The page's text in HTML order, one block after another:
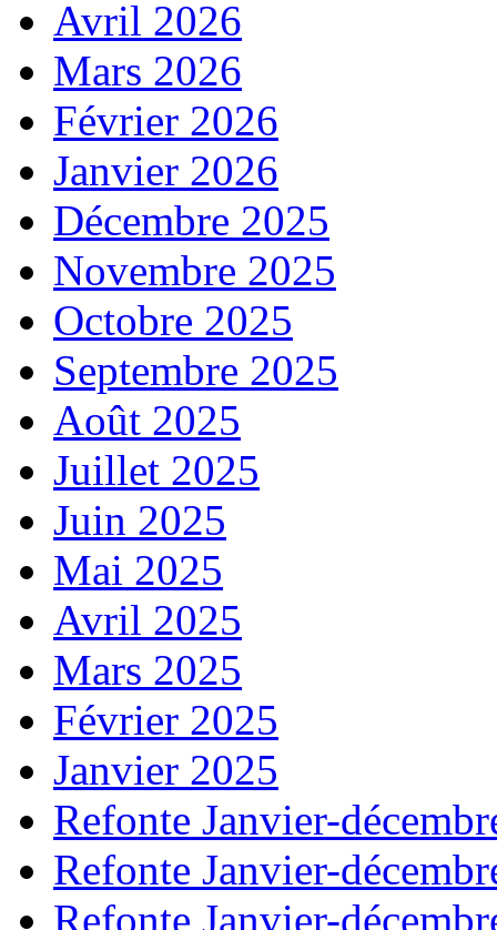
Avril 2026
Mars 2026
Février 2026
Janvier 2026
Décembre 2025
Novembre 2025
Octobre 2025
Septembre 2025
Août 2025
Juillet 2025
Juin 2025
Mai 2025
Avril 2025
Mars 2025
Février 2025
Janvier 2025
Refonte Janvier-
Refonte Janvier-
Refonte Janvier-